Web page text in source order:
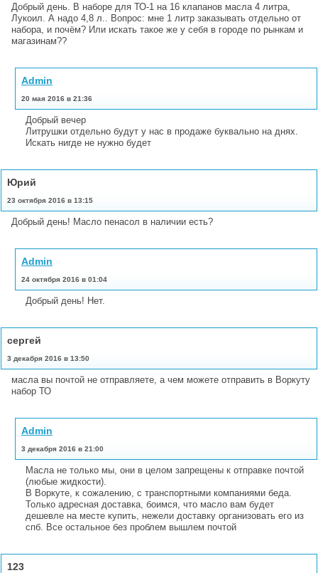
Добрый день. В наборе для ТО-1 на 16 клапанов масла 4 литра,
Лукоил. А надо 4,8 л.. Вопрос: мне 1 литр заказывать отдельно от
набора, и почём? Или искать такое же у себя в городе по рынкам и
магазинам??
Admin
20 мая 2016 в 21:36
Добрый вечер
Литрушки отдельно будут у нас в продаже буквально на днях.
Искать нигде не нужно будет
Юрий
23 октября 2016 в 13:15
Добрый день! Масло пенасол в наличии есть?
Admin
24 октября 2016 в 01:04
Добрый день! Нет.
сергей
3 декабря 2016 в 13:50
масла вы почтой не отправляете, а чем можете отправить в Воркуту
набор ТО
Admin
3 декабря 2016 в 21:00
Масла не только мы, они в целом запрещены к отправке почтой
(любые жидкости).
В Воркуте, к сожалению, с транспортными компаниями беда.
Только адресная доставка, боимся, что масло вам будет
дешевле на месте купить, нежели доставку организовать его из
спб. Все остальное без проблем вышлем почтой
123